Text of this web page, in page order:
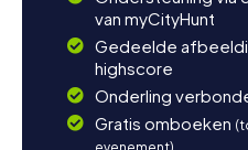
van myCityHunt
Gedeelde
highscore
Onderling
Gratis omboeken